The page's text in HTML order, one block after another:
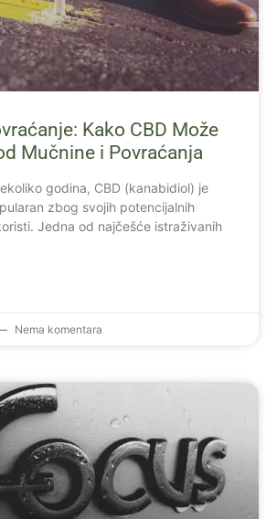
Kako CBD Može
Mučnine i Povraćanja
godina, CBD (kanabidiol) je
zbog svojih potencijalnih
Jedna od najčešće istraživanih
Nema komentara